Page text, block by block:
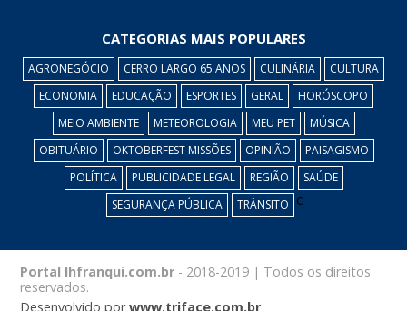
CATEGORIAS MAIS POPULARES
AGRONEGÓCIO CERRO LARGO 65 ANOS CULINÁRIA
CULTURA
ECONOMIA
EDUCAÇÃO ESPORTES GERAL
HORÓSCOPO
MEIO AMBIENTE
METEOROLOGIA MEU PET
MÚSICA
OBITUÁRIO
OKTOBERFEST MISSÕES OPINIÃO
PAISAGISMO
POLÍTICA
PUBLICIDADE LEGAL REGIÃO
SAÚDE
SEGURANÇA PÚBLICA
TRÂNSITO c
Portal lhfranqui.com.br - 2018-2019 | Todos os direitos
reservados.
Desenvolvido porwww.triface.com.br